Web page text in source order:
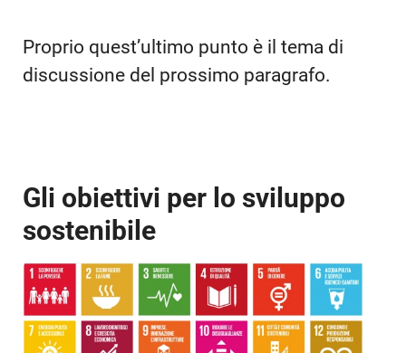
Proprio quest’ultimo punto è il tema di
discussione del prossimo paragrafo.
Gli obiettivi per lo sviluppo
sostenibile